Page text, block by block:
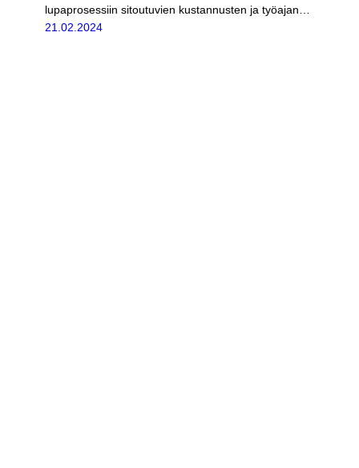
lupaprosessiin sitoutuvien kustannusten ja työajan…
21.02.2024